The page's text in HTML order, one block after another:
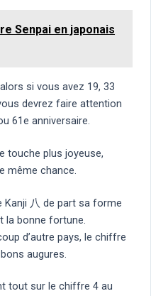
Senpai en japonais
si vous avez 19, 33
devrez faire attention
61e anniversaire.
touche plus joyeuse,
même chance.
Kanji 八 de part sa forme
la bonne fortune.
d’autre pays, le chiffre
augures.
tout sur le chiffre 4 au